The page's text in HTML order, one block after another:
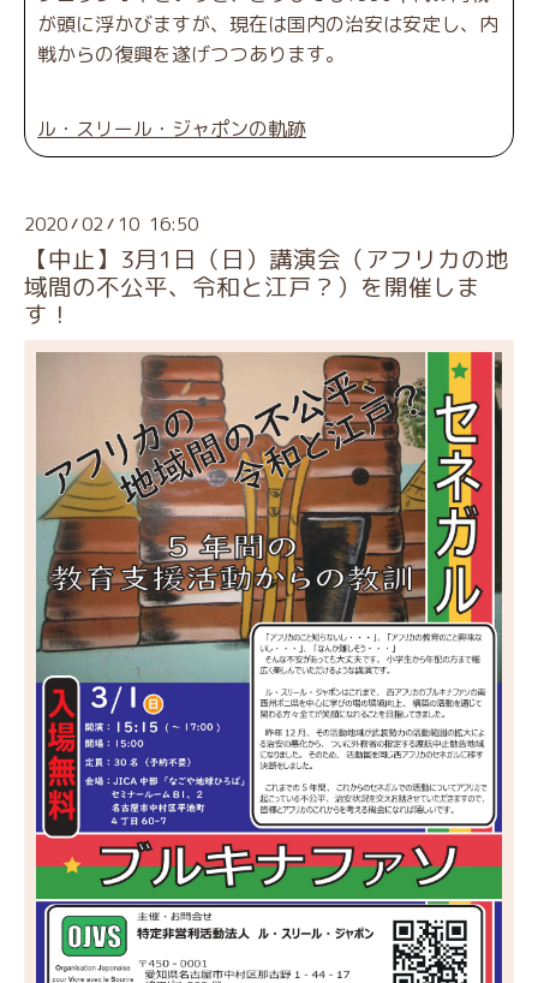
が頭に浮かびますが、現在は国内の治安は安定し、内
戦からの復興を遂げつつあります。
ル・スリール・ジャポンの軌跡
2020/02 / 10 16:50
【中止】3月1日（日）講演会（アフリカの地
域間の不公平、令和と江戸？）を開催しま
す！